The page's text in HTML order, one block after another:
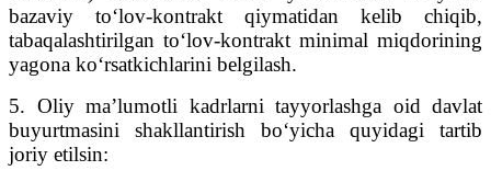
bazaviy to‘lov-kontrakt qiymatidan kelib chiqib,
tabaqalashtirilgan to‘lov-kontrakt minimal miqdorining
yagona ko‘rsatkichlarini belgilash.
5. Oliy ma’lumotli kadrlarni tayyorlashga oid davlat
buyurtmasini shakllantirish bo‘yicha quyidagi tartib
joriy etilsin: